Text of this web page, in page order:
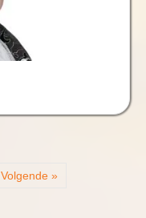
Volgende »